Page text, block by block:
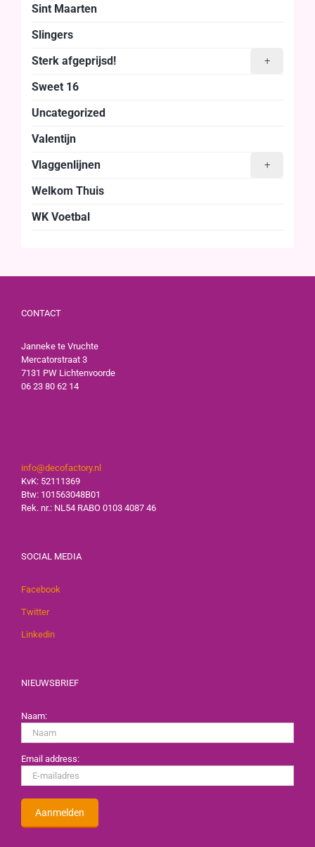
Sint Maarten
Slingers
+
Sterk afgeprijsd!
Sweet 16
Uncategorized
Valentijn
+
Vlaggenlijnen
Welkom Thuis
WK Voetbal
CONTACT
Janneke te Vruchte
Mercatorstraat 3
7131 PW Lichtenvoorde
06 23 80 62 14
info@decofactory.nl
KvK: 52111369
Btw: 101563048B01
Rek. nr.: NL54 RABO 0103 4087 46
SOCIAL MEDIA
Facebook
Twitter
Linkedin
NIEUWSBRIEF
Naam:
Email address: